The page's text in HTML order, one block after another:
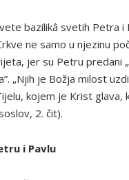
bazilikâ svetih Petra i
ne samo u njezinu
jer su Petru predani
„Njih je Božja milost
kojem je Krist glava,
2. čit).
i Pavlu